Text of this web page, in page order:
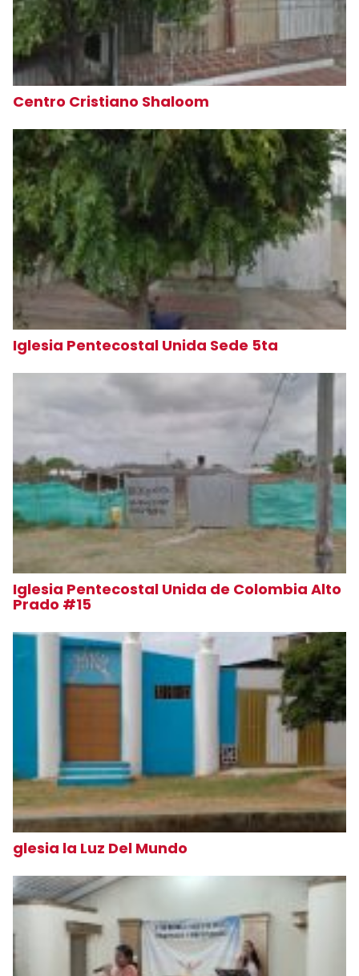
Centro Cristiano Shaloom
Iglesia Pentecostal Unida Sede 5ta
Iglesia Pentecostal Unida de Colombia Alto
Prado #15
glesia la Luz Del Mundo